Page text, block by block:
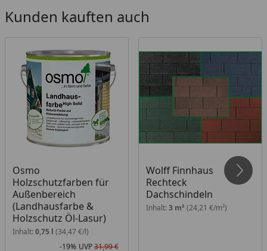
für Ihren Gartenhauskauf erforderlich ist und
welches Zubehör Sie optional wählen können.
Ausführungen
naturbelassen
Innenmaß
293 x 293 cm
Sockelmaß
300 x 300 cm
Gesamtmaß
Wandstärke
Grundfläche
Rauminhalt
18,1 m³
Wandhöhe vorne
/ hinten
Kunden kauften auch
Osmo
Holzschutzfarben für
Außenbereich
(Landhausfarbe &
Holzschutz Öl-Lasur)
Inhalt: 0,75 l (34,47 €/l)
-19% UVP31,99 €
Wolff Finnhaus
Rechteck
Dachschindeln
Inhalt: 3 m² (24,21 €/m²)